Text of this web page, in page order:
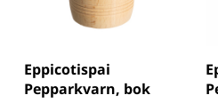
Eppicotispai
Pepparkvarn, bok